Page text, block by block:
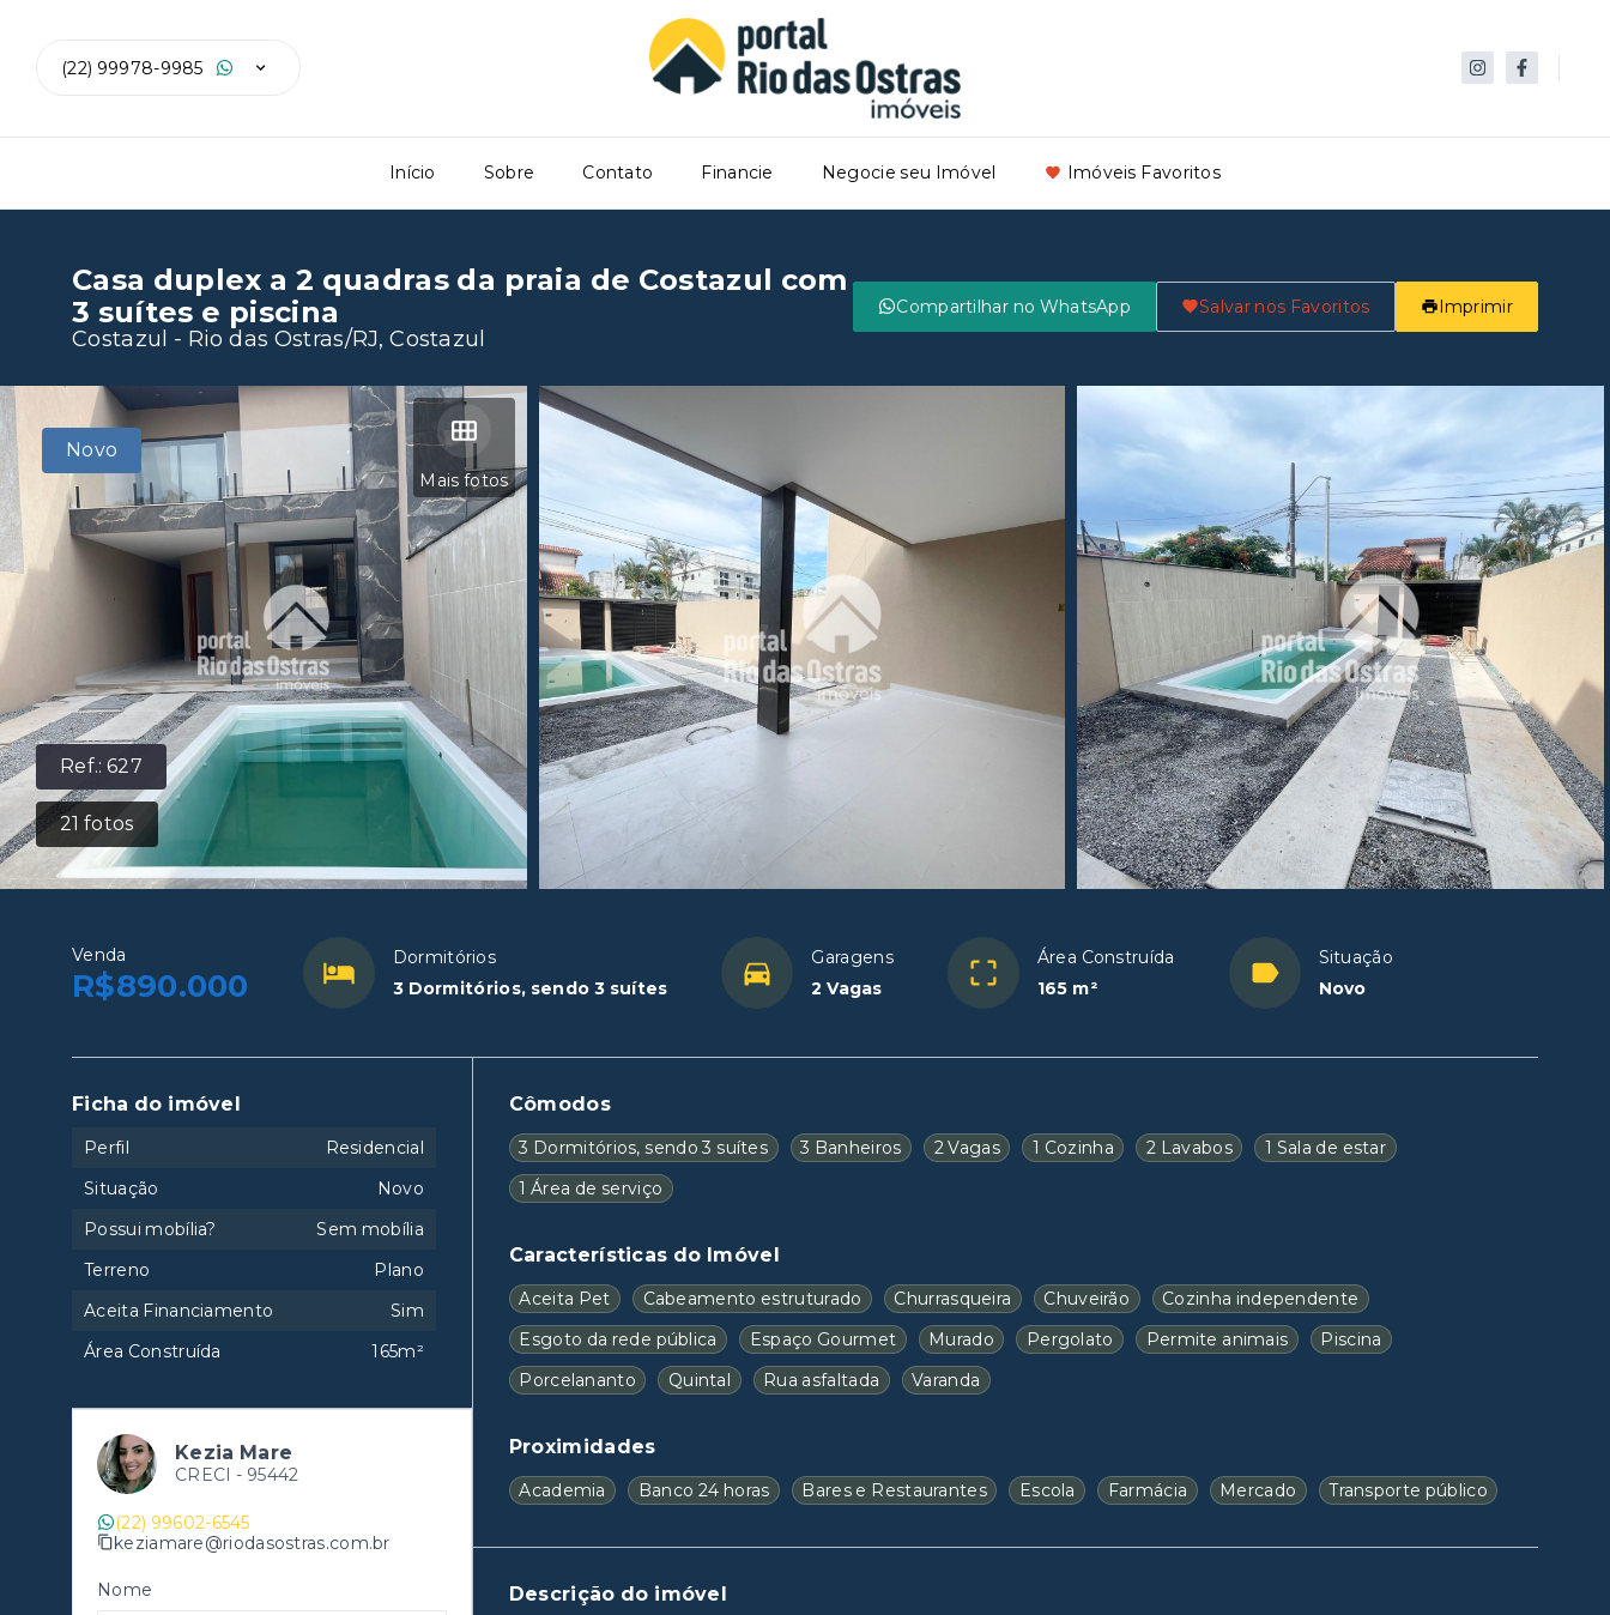
(22) 99978-9985
Início Sobre Contato Financie Negocie seu Imóvel Imóveis Favoritos
Casa duplex a 2 quadras da praia de Costazul com
3 suítes e piscina
Costazul - Rio das Ostras/RJ, Costazul
Compartilhar no WhatsApp Salvar nos Favoritos Imprimir
Ref.:627
21 fotos
Mais fotos
Novo
Venda
R$890.000
Dormitórios
3 Dormitórios, sendo 3 suítes
Garagens
2 Vagas
Área Construída
165 m²
Situação
Novo
Cômodos
3 Dormitórios, sendo 3 suítes 3 Banheiros 2 Vagas 1 Cozinha 2 Lavabos
1 Sala de estar
1 Área de serviço
Características do Imóvel
Aceita Pet Cabeamento estruturado Churrasqueira Chuveirão
Cozinha independente
Esgoto da rede pública
Espaço Gourmet Murado Pergolato Permite animais
Piscina
Porcelananto
Quintal Rua asfaltada Varanda
Proximidades
Academia Banco 24 horas Bares e Restaurantes Escola Farmácia Mercado Transporte público
Descrição do imóvel
Ficha do imóvel
Perfil
Residencial
Situação
Novo
Possui mobília?
Sem mobília
Terreno
Plano
Aceita Financiamento
Sim
Área Construída
165m²
Kezia Mare
CRECI - 95442
(22) 99602-6545
keziamare@riodasostras.com.br
Nome